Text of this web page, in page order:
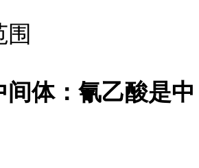
间体：氰乙酸是中